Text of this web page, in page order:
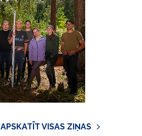
APSKATĪT VISAS ZIŅAS